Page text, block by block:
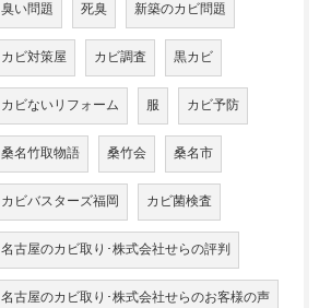
臭い問題 死臭 新築のカビ問題
カビ対策屋 カビ調査 黒カビ
カビないリフォーム 服 カビ予防
桑名竹取物語 桑竹会 桑名市
カビバスターズ福岡 カビ菌検査
名古屋のカビ取り･株式会社せらの評判
名古屋のカビ取り･株式会社せらのお客様の声